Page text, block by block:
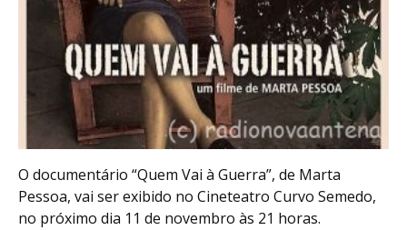
O documentário “Quem Vai à Guerra”, de Marta
Pessoa, vai ser exibido no Cineteatro Curvo Semedo,
no próximo dia 11 de novembro às 21 horas.